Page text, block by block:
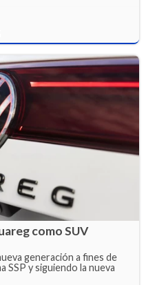
como SUV
generación a fines de
SSP y siguiendo la nueva